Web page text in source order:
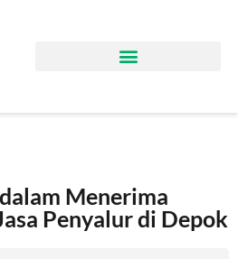
Menerima
Penyalur di Depok